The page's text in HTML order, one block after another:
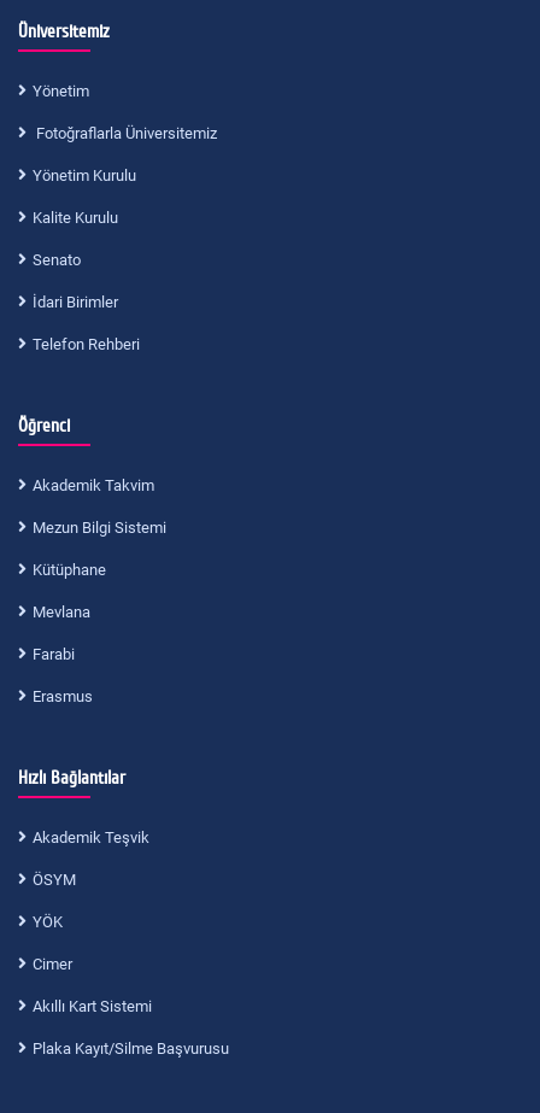
Üniversitemiz
Yönetim
Fotoğraflarla Üniversitemiz
Yönetim Kurulu
Kalite Kurulu
Senato
İdari Birimler
Telefon Rehberi
Öğrenci
Akademik Takvim
Mezun Bilgi Sistemi
Kütüphane
Mevlana
Farabi
Erasmus
Hızlı Bağlantılar
Akademik Teşvik
ÖSYM
YÖK
Cimer
Akıllı Kart Sistemi
Plaka Kayıt/Silme Başvurusu